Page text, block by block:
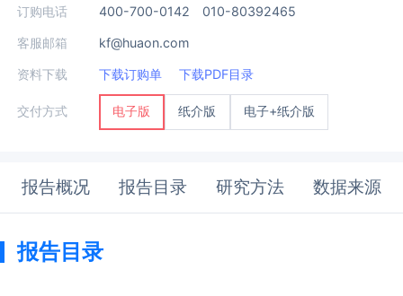
订购电话 400-700-0142 010-80392465
客服邮箱 kf@huaon.com
资料下载 下载订购单 下载PDF目录
交付方式 电子版 纸介版 电子+纸介版
报告概况 报告目录 研究方法 数据来源
报告目录